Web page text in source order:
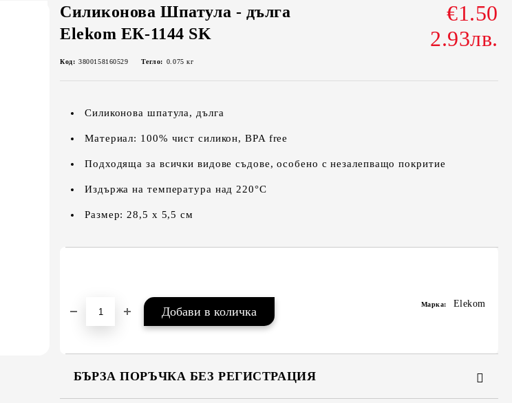
Силиконова Шпатула - дълга
Elekom ЕК-1144 SK
€1.50
2.93лв.
Код: 3800158160529 Тегло: 0.075 кг
Силиконова шпатула, дълга
Материал: 100% чист силикон, BPA free
Подходяща за всички видове съдове, особено с незалепващо покритие
Издържа на температура над 220°C
Размер: 28,5 х 5,5 см
Марка: Elekom
БЪРЗА ПОРЪЧКА БЕЗ РЕГИСТРАЦИЯ